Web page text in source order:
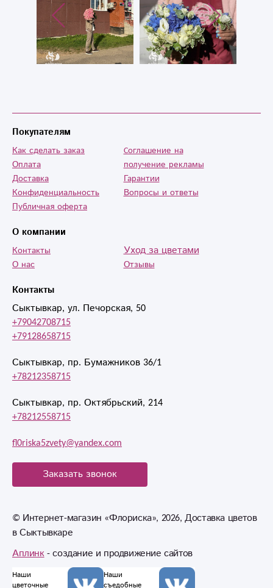
Контакты
Сыктывкар, ул. Печорская, 50
+79042708715
+79128658715
Сыктывкар, пр. Бумажников 36/1
+78212358715
Сыктывкар, пр. Октябрьский, 214
+78212558715
fl0riska5zvety@yandex.com
Заказать звонок
Покупателям
Как сделать заказ
Оплата
Доставка
Конфиденциальность
Публичная оферта
Cоглашение на
получение рекламы
Гарантии
Вопросы и ответы
О компании
Контакты
О нас
Уход за цветами
Отзывы
© Интернет-магазин «Флориска», 2026, Доставка цветов
в Сыктывкаре
Аплинк- создание и продвижение сайтов
Наши
цветочные
Наши
съедобные